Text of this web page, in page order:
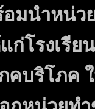
อมนำหน่
ก่โรงเรี
คบริโภค